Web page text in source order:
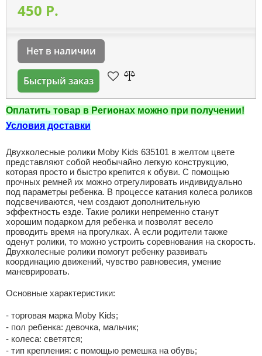
450 P.
Нет в наличии
Быстрый заказ
Оплатить товар в Регионах можно при получении!
Условия доставки
Двухколесные ролики Moby Kids 635101 в желтом цвете
представляют собой необычайно легкую конструкцию,
которая просто и быстро крепится к обуви. С помощью
прочных ремней их можно отрегулировать индивидуально
под параметры ребенка. В процессе катания колеса роликов
подсвечиваются, чем создают дополнительную
эффектность езде. Такие ролики непременно станут
хорошим подарком для ребенка и позволят весело
проводить время на прогулках. А если родители также
оденут ролики, то можно устроить соревнования на скорость.
Двухколесные ролики помогут ребенку развивать
координацию движений, чувство равновесия, умение
маневрировать.
Основные характеристики:
- торговая марка Moby Kids;
- пол ребенка: девочка, мальчик;
- колеса: светятся;
- тип крепления: с помощью ремешка на обувь;